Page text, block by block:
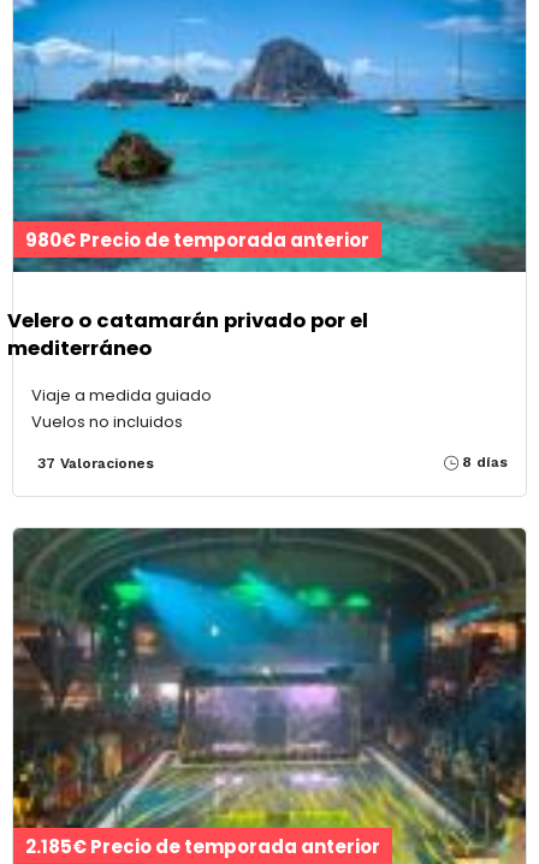
980€ Precio de temporada anterior
Velero o catamarán privado por el
mediterráneo
Viaje a medida guiado
Vuelos no incluidos
37 Valoraciones 8 días
2.185€ Precio de temporada anterior